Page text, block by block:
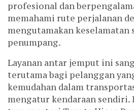
profesional dan
memahami rute perjalanan
mengutamakan keselamatan
penumpang.
Layanan antar jemput ini
terutama bagi pelanggan
kemudahan dalam
mengatur kendaraan sendiri.